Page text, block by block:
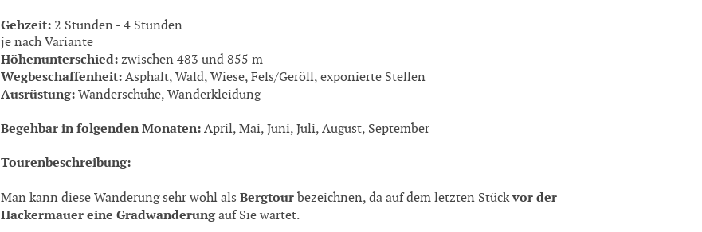
Gehzeit: 2 Stunden - 4 Stunden
je nach Variante
Höhenunterschied: zwischen 483 und 855 m
Wegbeschaffenheit: Asphalt, Wald, Wiese, Fels/Geröll, exponierte Stellen
Ausrüstung: Wanderschuhe, Wanderkleidung
Begehbar in folgenden Monaten: April, Mai, Juni, Juli, August, September
Tourenbeschreibung:
Man kann diese Wanderung sehr wohl als Bergtour bezeichnen, da auf dem letzten Stückvor der
Hackermauer eine Gradwanderungauf Sie wartet.